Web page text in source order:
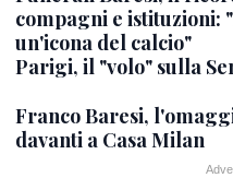
compagni e istituzioni:
un'icona del calcio"
Parigi, il "volo" sulla
Franco Baresi,
davanti a Casa Milan